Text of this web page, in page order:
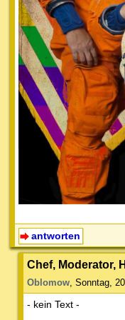
antworten
Chef, Moderator,
Oblomow Sonntag,
- kein Text -